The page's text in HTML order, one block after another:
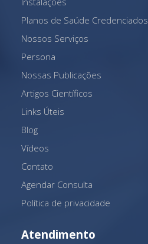
Planos de Saúde Credenciados
Nossos Serviços
Persona
Nossas Publicações
Artigos Científicos
Links Úteis
Blog
Vídeos
Contato
Agendar Consulta
Política de privacidade
Atendimento